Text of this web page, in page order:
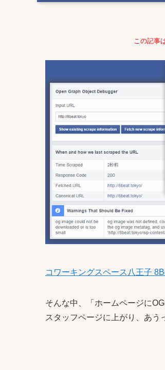
この記事
コワーキングスペース八王子
そんな中、「ホームページに
スタッフページに上がり、あう